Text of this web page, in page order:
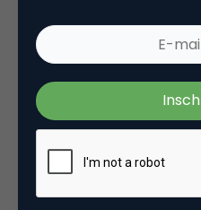
is krachtige marketing
mailmarketing,
automatische
gebruikers vertrouwen
succesvolle werking van
Software.